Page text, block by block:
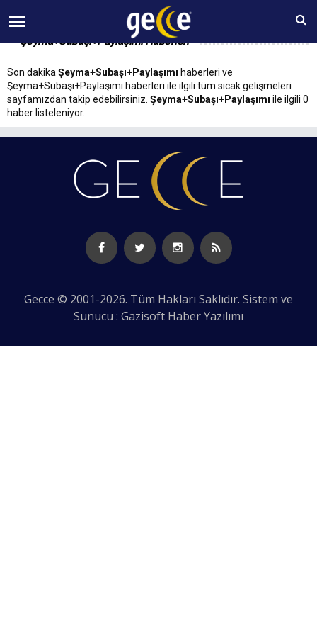
08 AĞUSTOS Cumartesi 18:19
Şeyma+Subaşı+Paylaşımı Haberleri
Son dakika Şeyma+Subaşı+Paylaşımı haberleri ve
Şeyma+Subaşı+Paylaşımı haberleri ile ilgili tüm sıcak gelişmeleri
sayfamızdan takip edebilirsiniz. Şeyma+Subaşı+Paylaşımı ile ilgili 0
haber listeleniyor.
Gecce © 2001-2026. Tüm Hakları Saklıdır. Sistem ve
Sunucu : Gazisoft Haber Yazılımı